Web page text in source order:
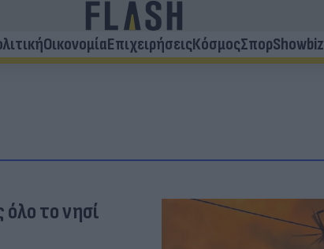
ΟικονομίαΕπιχειρήσειςΚόσμοςΣπορShowbiz
το νησί